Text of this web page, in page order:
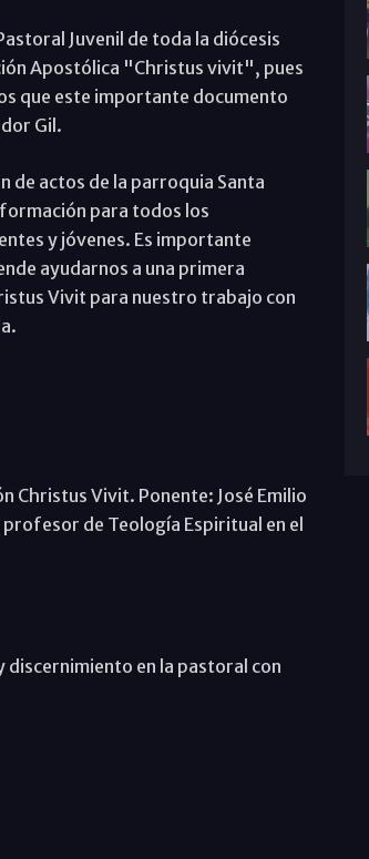
Juvenil de toda la diócesis
Apostólica "Christus vivit", pues
que este importante documento
Gil.
de actos de la parroquia Santa
para todos los
y jóvenes. Es importante
ayudarnos a una primera
Vivit para nuestro trabajo con
Christus Vivit. Ponente: José Emilio
de Teología Espiritual en el
en la pastoral con